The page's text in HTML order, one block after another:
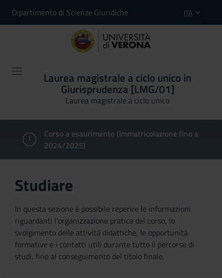
Dipartimento di Scienze Giuridiche ITA
Laurea magistrale a ciclo unico in
Giurisprudenza [LMG/01]
Laurea magistrale a ciclo unico
Corso a esaurimento (Immatricolazione fino a
2024/2025)
Studiare
In questa sezione è possibile reperire le informazioni
riguardanti l'organizzazione pratica del corso, lo
svolgimento delle attività didattiche, le opportunità
formative e i contatti utili durante tutto il percorso di
studi, fino al conseguimento del titolo finale.